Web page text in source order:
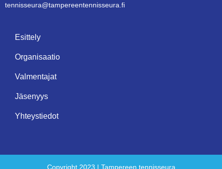
tennisseura@tampe­reen­ten­nis­seu­ra.fi
Esittely
Organisaatio
Valmentajat
Jäsenyys
Yhteystiedot
Copyright 2023 | Tampereen tennisseura